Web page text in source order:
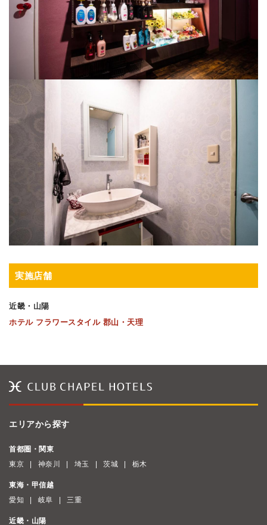
実施店舗
近畿・山陽
ホテル フラワースタイル 郡山・天理
エリアから探す
首都圏・関東
東京
神奈川 埼玉 茨城 栃木
東海・甲信越
愛知
岐阜 三重
近畿・山陽